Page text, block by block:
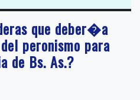
que deber�a
peronismo para
de Bs. As.?